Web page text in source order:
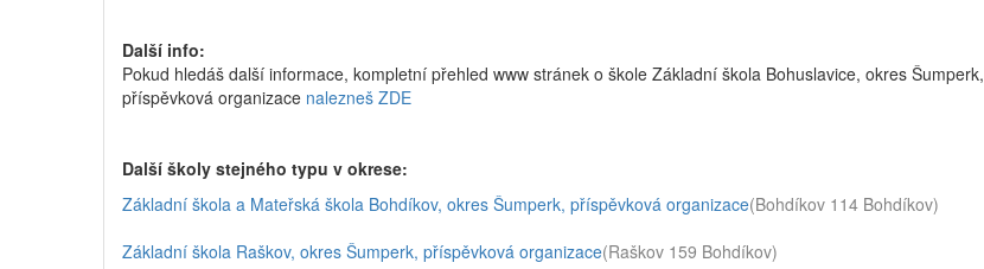
Další info:
Pokud hledáš další informace, kompletní přehled www stránek o škole Základní škola Bohuslavice, okres Šumperk,
příspěvková organizace nalezneš ZDE
Další školy stejného typu v okrese:
Základní škola a Mateřská škola Bohdíkov, okres Šumperk, příspěvková organizace(Bohdíkov 114 Bohdíkov)
Základní škola Raškov, okres Šumperk, příspěvková organizace(Raškov 159 Bohdíkov)